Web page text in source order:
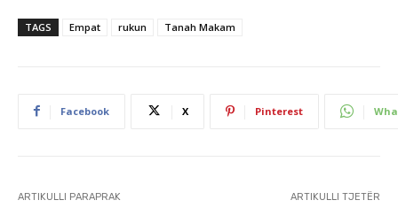
TAGS Empat rukun Tanah Makam
Facebook X Pinterest
ARTIKULLI PARAPRAK ARTIKULLI TJETËR